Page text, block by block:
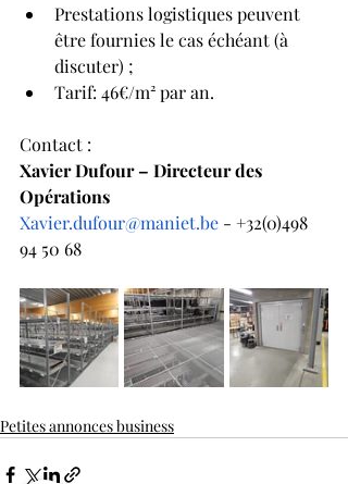
Prestations logistiques peuvent
être fournies le cas échéant (à
discuter) ;
Tarif: 46€/m² par an.
Contact :
Xavier Dufour – Directeur des
Opérations
Xavier.dufour@maniet.be - +32(0)498
94 50 68
Petites annonces business